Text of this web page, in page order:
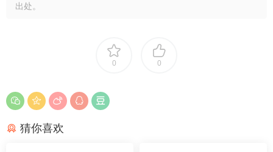
出处。
0 0
猜你喜欢